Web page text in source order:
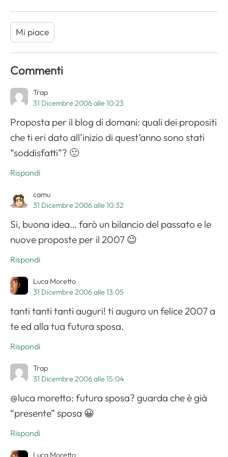
Mi piace
Commenti
Trap
31 Dicembre 2006 alle 10:23
Proposta per il blog di domani: quali dei propositi
che ti eri dato all’inizio di quest’anno sono stati
“soddisfatti”? 🙂
Rispondi
camu
31 Dicembre 2006 alle 10:32
Si, buona idea… farò un bilancio del passato e le
nuove proposte per il 2007 😉
Rispondi
Luca Moretto
31 Dicembre 2006 alle 13:05
tanti tanti tanti auguri! ti auguro un felice 2007 a
te ed alla tua futura sposa.
Rispondi
Trap
31 Dicembre 2006 alle 15:04
@luca moretto: futura sposa? guarda che è già
“presente” sposa 😀
Rispondi
Luca Moretto